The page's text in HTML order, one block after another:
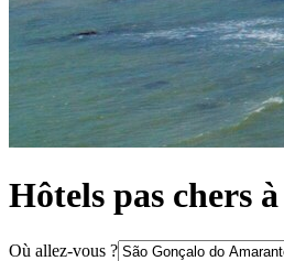
Hôtels pas chers
Où allez-vous ?